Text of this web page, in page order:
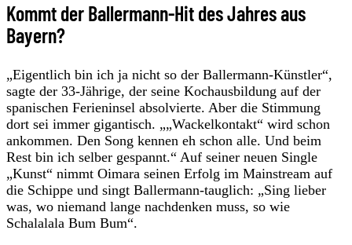
Kommt der Ballermann-Hit des Jahres aus
Bayern?
„Eigentlich bin ich ja nicht so der Ballermann-Künstler“,
sagte der 33-Jährige, der seine Kochausbildung auf der
spanischen Ferieninsel absolvierte. Aber die Stimmung
dort sei immer gigantisch. „„Wackelkontakt“ wird schon
ankommen. Den Song kennen eh schon alle. Und beim
Rest bin ich selber gespannt.“ Auf seiner neuen Single
„Kunst“ nimmt Oimara seinen Erfolg im Mainstream auf
die Schippe und singt Ballermann-tauglich: „Sing lieber
was, wo niemand lange nachdenken muss, so wie
Schalalala Bum Bum“.